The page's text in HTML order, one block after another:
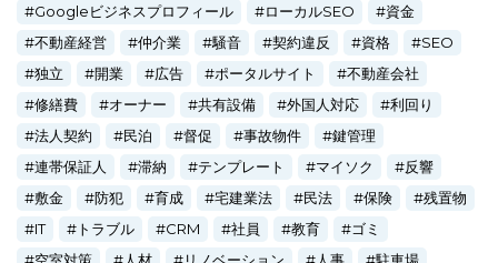
Googleビジネスプロフィール
ローカルSEO
資金
不動産経営
仲介業 騒音 契約違反 資格
SEO
独立
開業 広告 ポータルサイト
不動産会社
修繕費
オーナー 共有設備 外国人対応
利回り
法人契約
民泊 督促 事故物件
鍵管理
連帯保証人
滞納 テンプレート マイソク
反響
敷金
防犯 育成 宅建業法 民法 保険
残置物
IT
トラブル CRM 社員 教育
ゴミ